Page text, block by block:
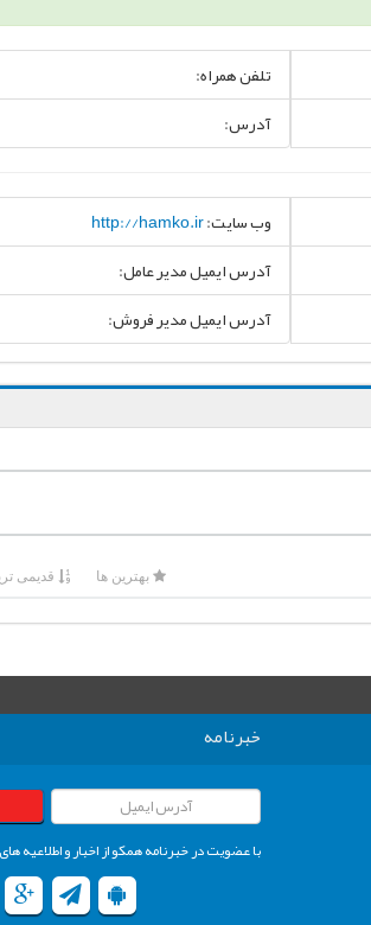
تلفن همراه:
آدرس:
وب سایت:http://hamko.ir
آدرس ایمیل مدیر عامل:
آدرس ایمیل مدیر فروش:
خبرنامه
با عضویت در خبرنامه همکو از اخبار و اطلاعیه